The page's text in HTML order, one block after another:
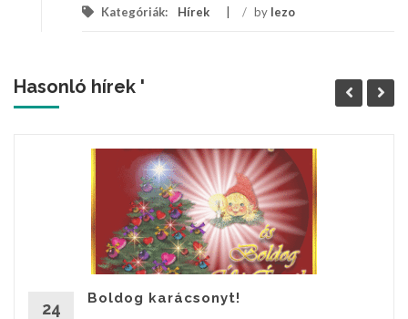
Kategóriák: Hírek / by lezo
Hasonló hírek '
24
Boldog karácsonyt!